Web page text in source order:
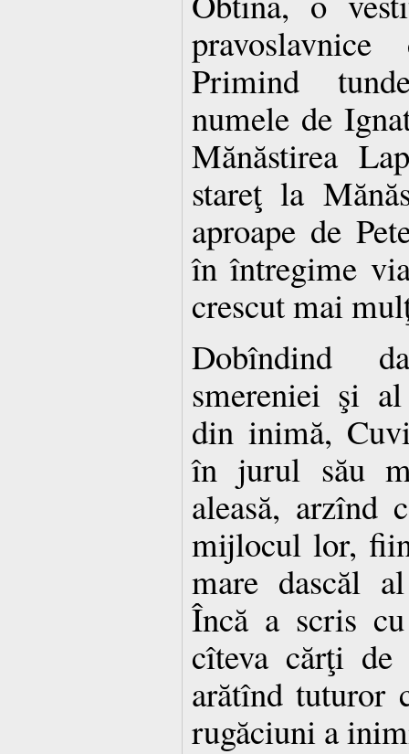
Primind
numele de
Mănăstirea
stareţ la
aproape de
în întregime
crescut mai
Dobîndind
smereniei şi
din inimă,
în jurul său
aleasă, arzînd
mijlocul lor,
mare dascăl
Încă a scris
cîteva cărţi de
arătînd tuturor
rugăciuni a